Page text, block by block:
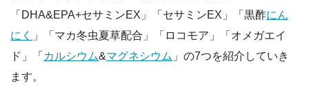
「DHA&EPA+セサミンEX」「セサミンEX」「黒酢にん
にく
」「マカ冬虫夏草配合」「ロコモア」「オメガエイ
ド」「 カルシウム&マグネシウム 」の7つを紹介していき
ます。